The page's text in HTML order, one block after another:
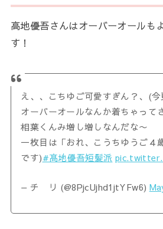
高地優吾さんはオーバーオールも
す！
え、、こちゆご可愛すぎん？、(今
オーバーオールなんか着ちゃって
相葉くんみ増し増しなんだな〜
一枚目は「おれ、こうちゆうご４
です)#髙地優吾短髪派
— チ リ (@8PjcUjhd1jtYFw6)